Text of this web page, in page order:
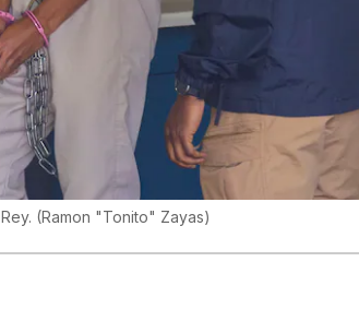
(Ramon "Tonito" Zayas)